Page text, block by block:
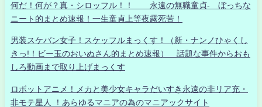
何だ！何が？真・シロッフル！！ 永遠の無職童貞- ぼっちな
ニート的まとめ速報！一生童貞上等夜露死苦！
男装スケバン女子！スケッフルまっくす！（新・ナンノひゃくし
きっ!！ビー玉のおいぬさん的まとめ速報） 話題な事件からおも
しろ動画まで取り上げまっくす
ロボットアニメ！メカと美少女キャラだいすき永遠の非リア充・
非モテ星人 ！あらゆるマニアの為のマニアックサイト